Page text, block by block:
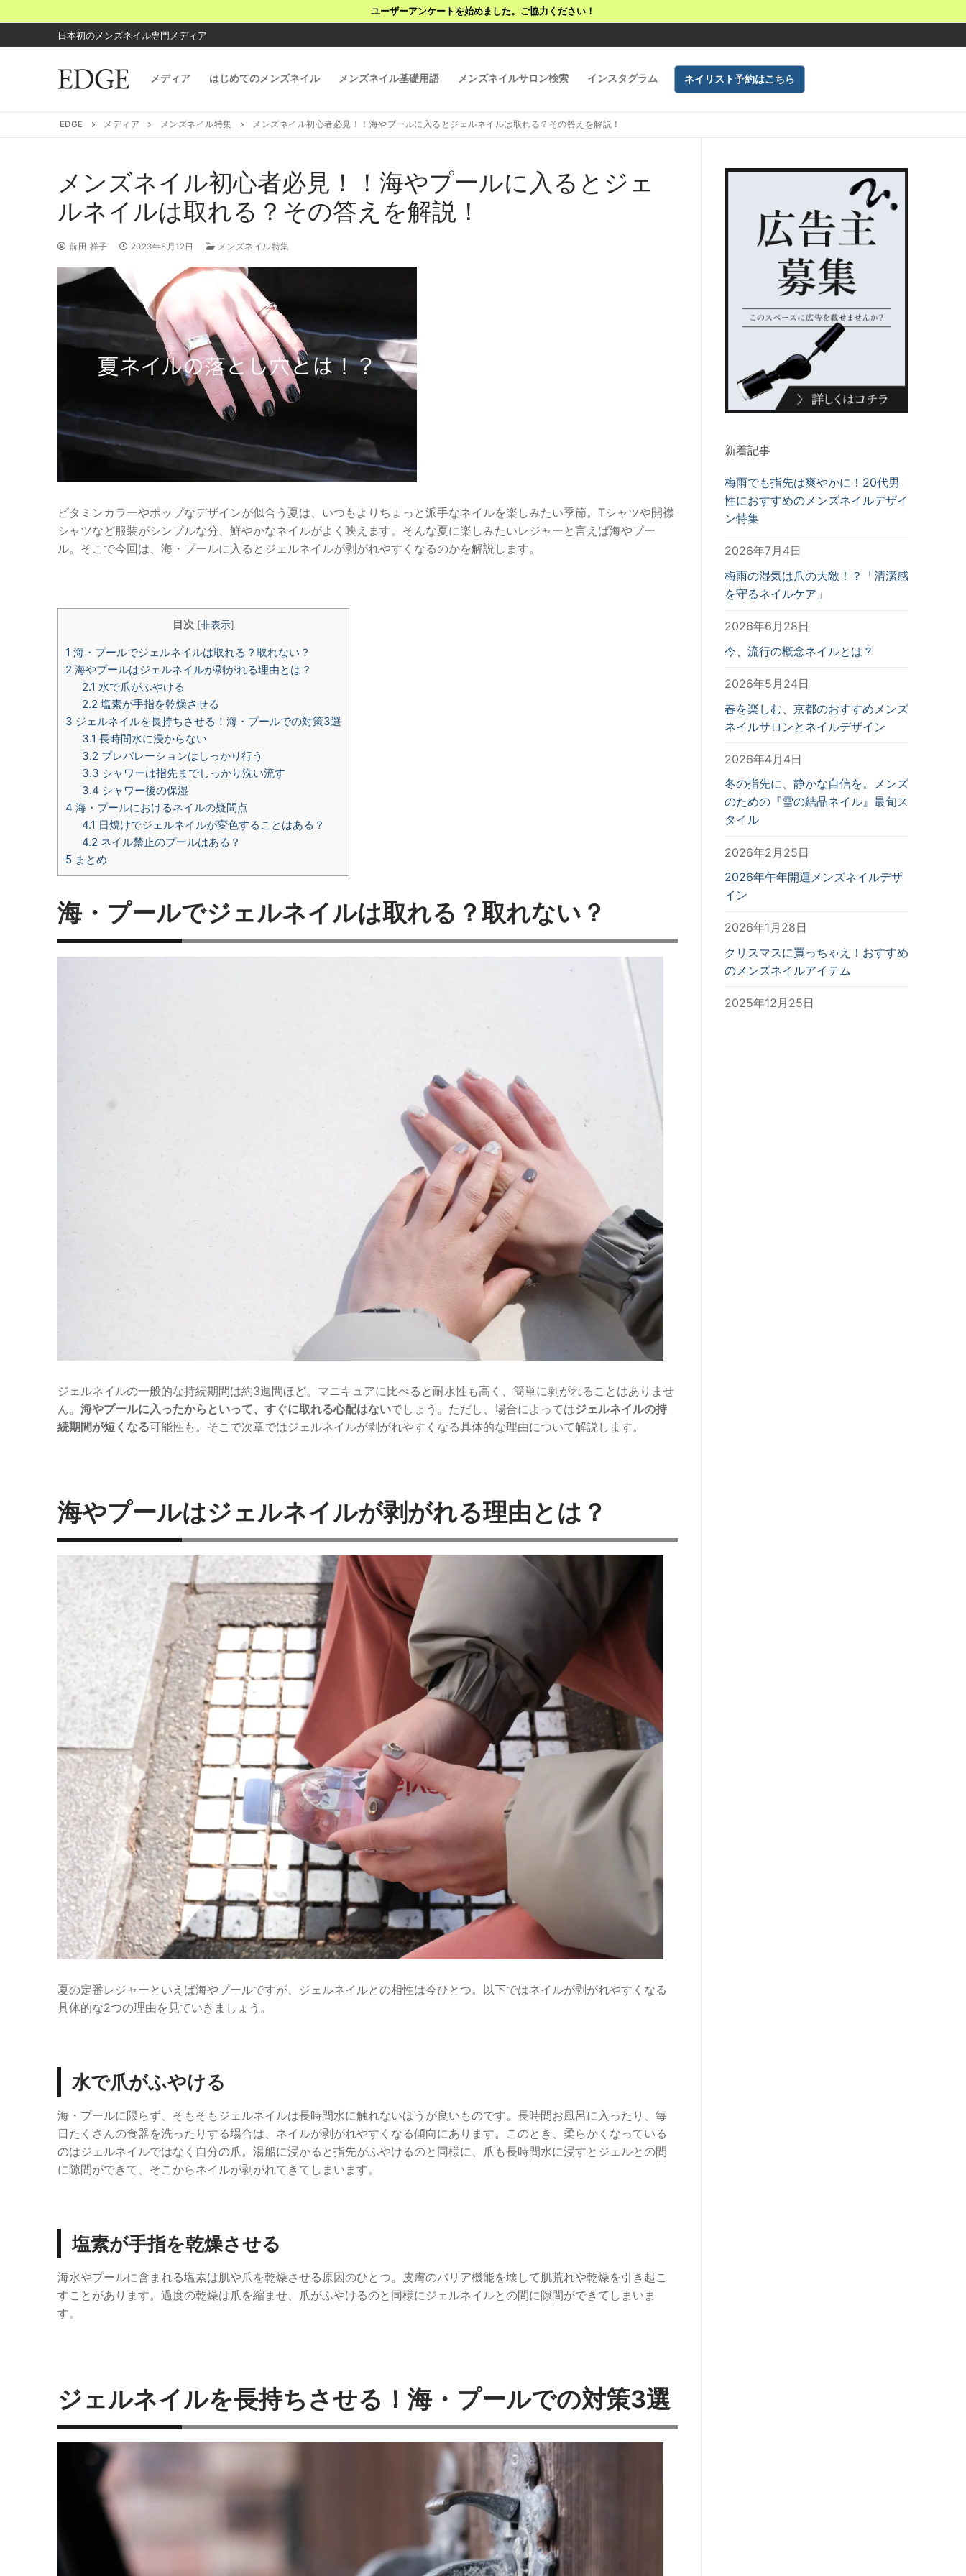
ン
テ
ユーザーアンケートを始めました。ご協力ください！
日本初のメンズネイル専門メディア
メディア はじめてのメンズネイル メンズネイル基礎用語 メンズネイルサロン検索 インスタグラム ネイリスト予約はこちら
EDGE メディア メンズネイル特集 メンズネイル初心者必見！！海やプールに入るとジェルネイルは取れる？その答えを解説！
メンズネイル初心者必見！！海やプールに入るとジェ
ルネイルは取れる？その答えを解説！
前田 祥子 2023年6月12日 メンズネイル特集
ビタミンカラーやポップなデザインが似合う夏は、いつもよりちょっと派手なネイルを楽しみたい季節。Tシャツや開襟
シャツなど服装がシンプルな分、鮮やかなネイルがよく映えます。 そんな夏に楽しみたいレジャーと言えば海やプー
ル。そこで今回は、海・プールに入るとジェルネイルが剥がれやすくなるのかを解説します。
目次 [非表示]
1 海・プールでジェルネイルは取れる？取れない？
2 海やプールはジェルネイルが剥がれる理由とは？
2.1 水で爪がふやける
2.2 塩素が手指を乾燥させる
3 ジェルネイルを長持ちさせる！海・プールでの対策3選
3.1 長時間水に浸からない
3.2 プレパレーションはしっかり行う
3.3 シャワーは指先までしっかり洗い流す
3.4 シャワー後の保湿
4 海・プールにおけるネイルの疑問点
4.1 日焼けでジェルネイルが変色することはある？
4.2 ネイル禁止のプールはある？
5 まとめ
海・プールでジェルネイルは取れる？取れない？
ジェルネイルの一般的な持続期間は約3週間ほど。マニキュアに比べると耐水性も高く、簡単に剥がれることはありませ
ん。 海やプールに入ったからといって、すぐに取れる心配はないでしょう。 ただし、場合によってはジェルネイルの持
続期間が短くなる可能性も。そこで次章ではジェルネイルが剥がれやすくなる具体的な理由について解説します。
海やプールはジェルネイルが剥がれる理由とは？
夏の定番レジャーといえば海やプールですが、ジェルネイルとの相性は今ひとつ。以下ではネイルが剥がれやすくなる
具体的な2つの理由を見ていきましょう。
水で爪がふやける
海・プールに限らず、そもそもジェルネイルは長時間水に触れないほうが良いものです。長時間お風呂に入ったり、毎
日たくさんの食器を洗ったりする場合は、ネイルが剥がれやすくなる傾向にあります。 このとき、柔らかくなっている
のはジェルネイルではなく自分の爪。湯船に浸かると指先がふやけるのと同様に、爪も長時間水に浸すとジェルとの間
に隙間ができて、そこからネイルが剥がれてきてしまいます。
塩素が手指を乾燥させる
海水やプールに含まれる塩素は肌や爪を乾燥させる原因のひとつ。皮膚のバリア機能を壊して肌荒れや乾燥を引き起こ
すことがあります。 過度の乾燥は爪を縮ませ、爪がふやけるのと同様にジェルネイルとの間に隙間ができてしまいま
す。
ジェルネイルを長持ちさせる！海・プールでの対策3選
新着記事
梅雨でも指先は爽やかに！20代男
性におすすめのメンズネイルデザイ
ン特集
2026年7月4日
梅雨の湿気は爪の大敵！？「清潔感
を守るネイルケア」
2026年6月28日
今、流行の概念ネイルとは？
2026年5月24日
春を楽しむ、京都のおすすめメンズ
ネイルサロンとネイルデザイン
2026年4月4日
冬の指先に、静かな自信を。メンズ
のための『雪の結晶ネイル』最旬ス
タイル
2026年2月25日
2026年午年開運メンズネイルデザ
イン
2026年1月28日
クリスマスに買っちゃえ！おすすめ
のメンズネイルアイテム
2025年12月25日